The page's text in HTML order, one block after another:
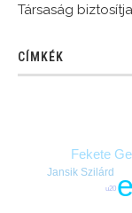
Társaság
CÍMKÉK
Fekete
Jansik Szilárd
u20